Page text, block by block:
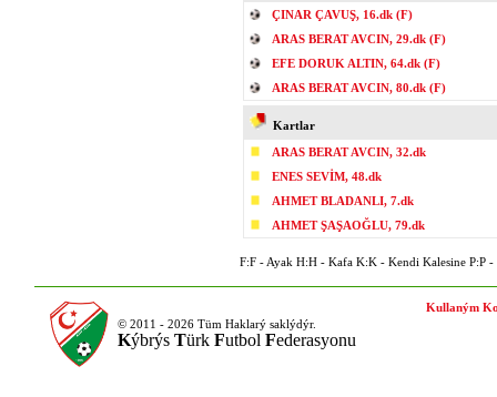
ÇINAR ÇAVUŞ, 16.dk (F)
ARAS BERAT AVCIN, 29.dk (F)
EFE DORUK ALTIN, 64.dk (F)
ARAS BERAT AVCIN, 80.dk (F)
Kartlar
ARAS BERAT AVCIN, 32.dk
ENES SEVİM, 48.dk
AHMET BLADANLI, 7.dk
AHMET ŞAŞAOĞLU, 79.dk
F:F - Ayak H:H - Kafa K:K - Kendi Kalesine P:P -
© 2011 - 2026 Tüm Haklarý saklýdýr.
Kýbrýs Türk Futbol Federasyonu
Kullaným